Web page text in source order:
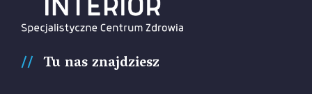
Tu nas znajdziesz